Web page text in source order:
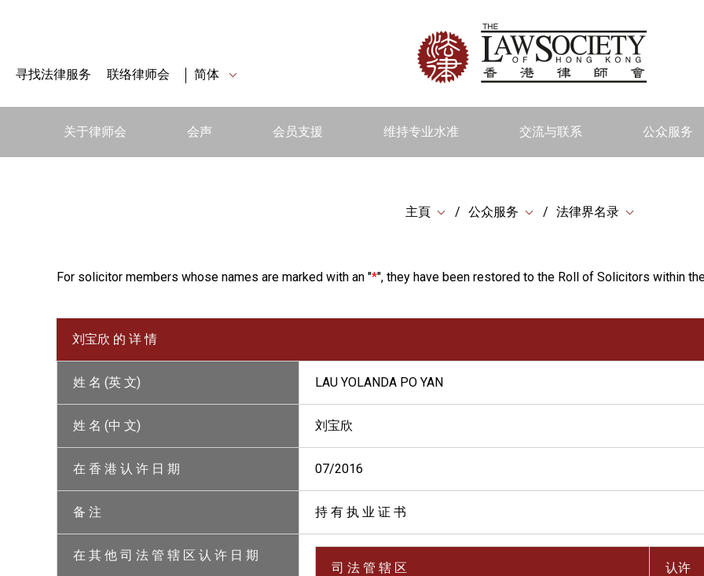
寻找法律服务 联络律师会 简体
关于律师会 会声 会员支援 维持专业水准 交流与联系 公众服务
主頁 公众服务 法律界名录
For solicitor members whose names are marked with an "*", they have been restored to the Roll of Solicitors within
刘宝欣 的 详 情
姓 名 (英 文) LAU YOLANDA PO YAN
姓 名 (中 文) 刘宝欣
在 香 港 认 许 日 期 07/2016
备 注 持 有 执 业 证 书
在 其 他 司 法 管 辖 区 认 许 日 期
司 法 管 辖 区
认许